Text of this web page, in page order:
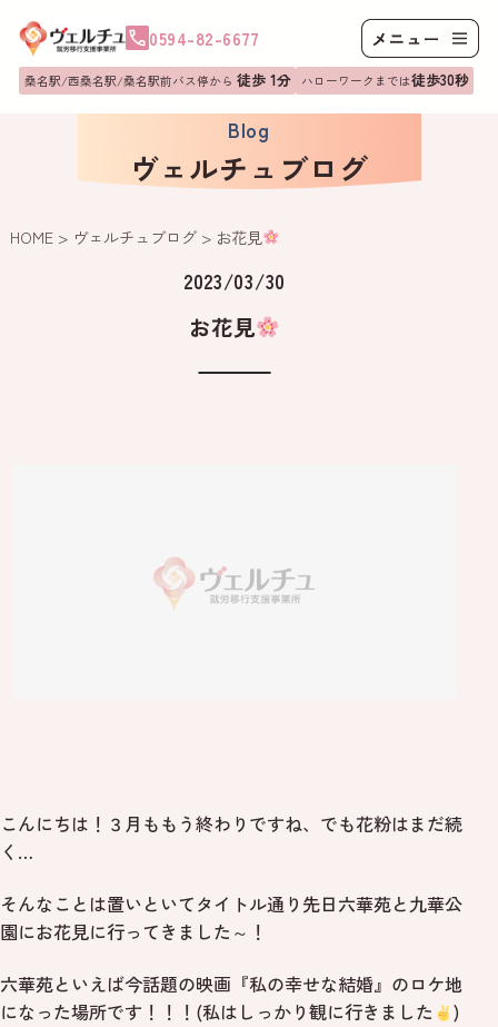
0594-82-6677
桑名駅/西桑名駅/桑名駅前バス停から 徒歩 1分 ハローワークまでは徒歩30秒
Blog
ヴェルチュブログ
HOME> ヴェルチュブログ> お花見
2023/03/30
お花見
こんにちは！３月ももう終わりですね、でも花粉はまだ続
く…
そんなことは置いといてタイトル通り先日六華苑と九華公
園にお花見に行ってきました～！
六華苑といえば今話題の映画『私の幸せな結婚』のロケ地
になった場所です！！！(私はしっかり観に行きました
)